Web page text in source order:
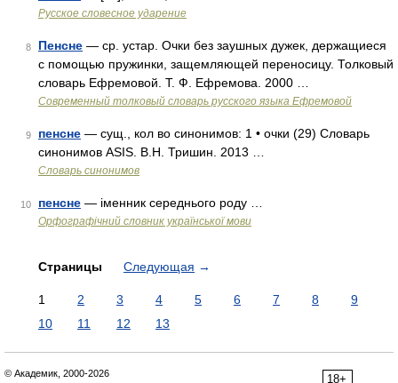
Русское словесное ударение
8 Пенсне — ср. устар. Очки без заушных дужек, держащиеся
с помощью пружинки, защемляющей переносицу. Толковый
словарь Ефремовой. Т. Ф. Ефремова. 2000 …
Современный толковый словарь русского языка Ефремовой
9 пенсне — сущ., кол во синонимов: 1 • очки (29) Словарь
синонимов ASIS. В.Н. Тришин. 2013 …
Словарь синонимов
10 пенсне — іменник середнього роду …
Орфографічний словник української мови
Страницы Следующая →
1 2 3 4 5 6 7 8
9
10
11 12 13
18+
© Академик, 2000-2026